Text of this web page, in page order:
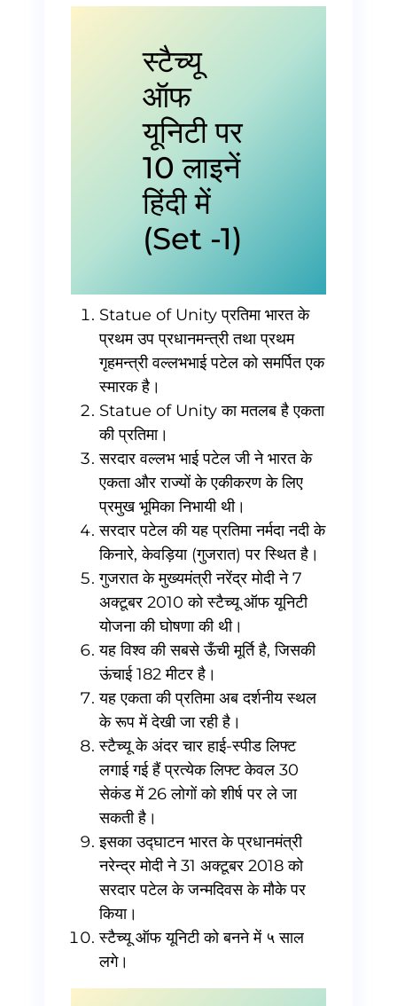
स्टैच्यू
ऑफ
यूनिटी पर
10 लाइनें
हिंदी में
(Set -1)
Statue of Unity प्रतिमा भारत के
प्रथम उप प्रधानमन्त्री तथा प्रथम
गृहमन्त्री वल्लभभाई पटेल को समर्पित एक
स्मारक है।
Statue of Unity का मतलब है एकता
की प्रतिमा।
सरदार वल्लभ भाई पटेल जी ने भारत के
एकता और राज्यों के एकीकरण के लिए
प्रमुख भूमिका निभायी थी।
सरदार पटेल की यह प्रतिमा नर्मदा नदी के
किनारे, केवड़िया (गुजरात) पर स्थित है।
गुजरात के मुख्यमंत्री नरेंद्र मोदी ने 7
अक्टूबर 2010 को स्टैच्यू ऑफ यूनिटी
योजना की घोषणा की थी।
यह विश्व की सबसे ऊँची मूर्ति है, जिसकी
ऊंचाई 182 मीटर है।
यह एकता की प्रतिमा अब दर्शनीय स्थल
के रूप में देखी जा रही है।
स्टैच्यू के अंदर चार हाई-स्पीड लिफ्ट
लगाई गई हैं प्रत्येक लिफ्ट केवल 30
सेकंड में 26 लोगों को शीर्ष पर ले जा
सकती है।
इसका उद्घाटन भारत के प्रधानमंत्री
नरेन्द्र मोदी ने 31 अक्टूबर 2018 को
सरदार पटेल के जन्मदिवस के मौके पर
किया।
स्टैच्यू ऑफ यूनिटी को बनने में ५ साल
लगे।